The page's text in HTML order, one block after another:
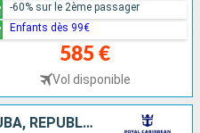
585 €
Vol disponible
-60% sur le 2ème passager
Enfants dès 99€
ÉTATS-UNIS, CURAÇAO, ARUBA, RÉPUBLIQUE DOMINICAINE, BAHAMAS